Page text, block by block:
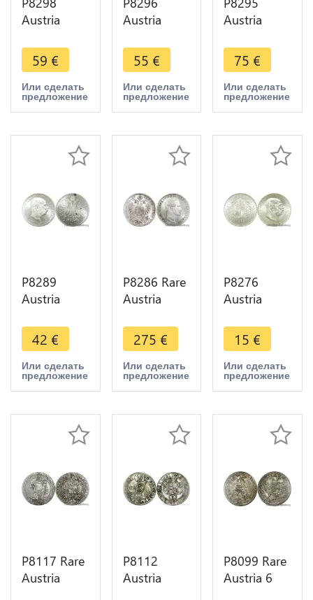
Austria
Florin Franz
Joseph I
1859 A
Silver AU ->
59 €
Или сделать
предложение
Austria
Florin Franz
Joseph I
1884 Silver
AU -> Make
55 €
Или сделать
предложение
Austria
Florin Franz
Joseph I
1878 Silver
UNC ->
75 €
Или сделать
предложение
P8289
Austria
Corona
Franz
Joseph I
1912 Silver
Make Offer
42 €
Или сделать
предложение
P8286 Rare
Austria
Joseph I
1857 A
Silver UNC -
> Make
275 €
Или сделать
предложение
P8276
Austria
Franz
Joseph I
1915 Silver
AU -> M
15 €
Или сделать
предложение
P8117 Rare
Austria
P8112
Austria
P8099 Rare
Austria 6